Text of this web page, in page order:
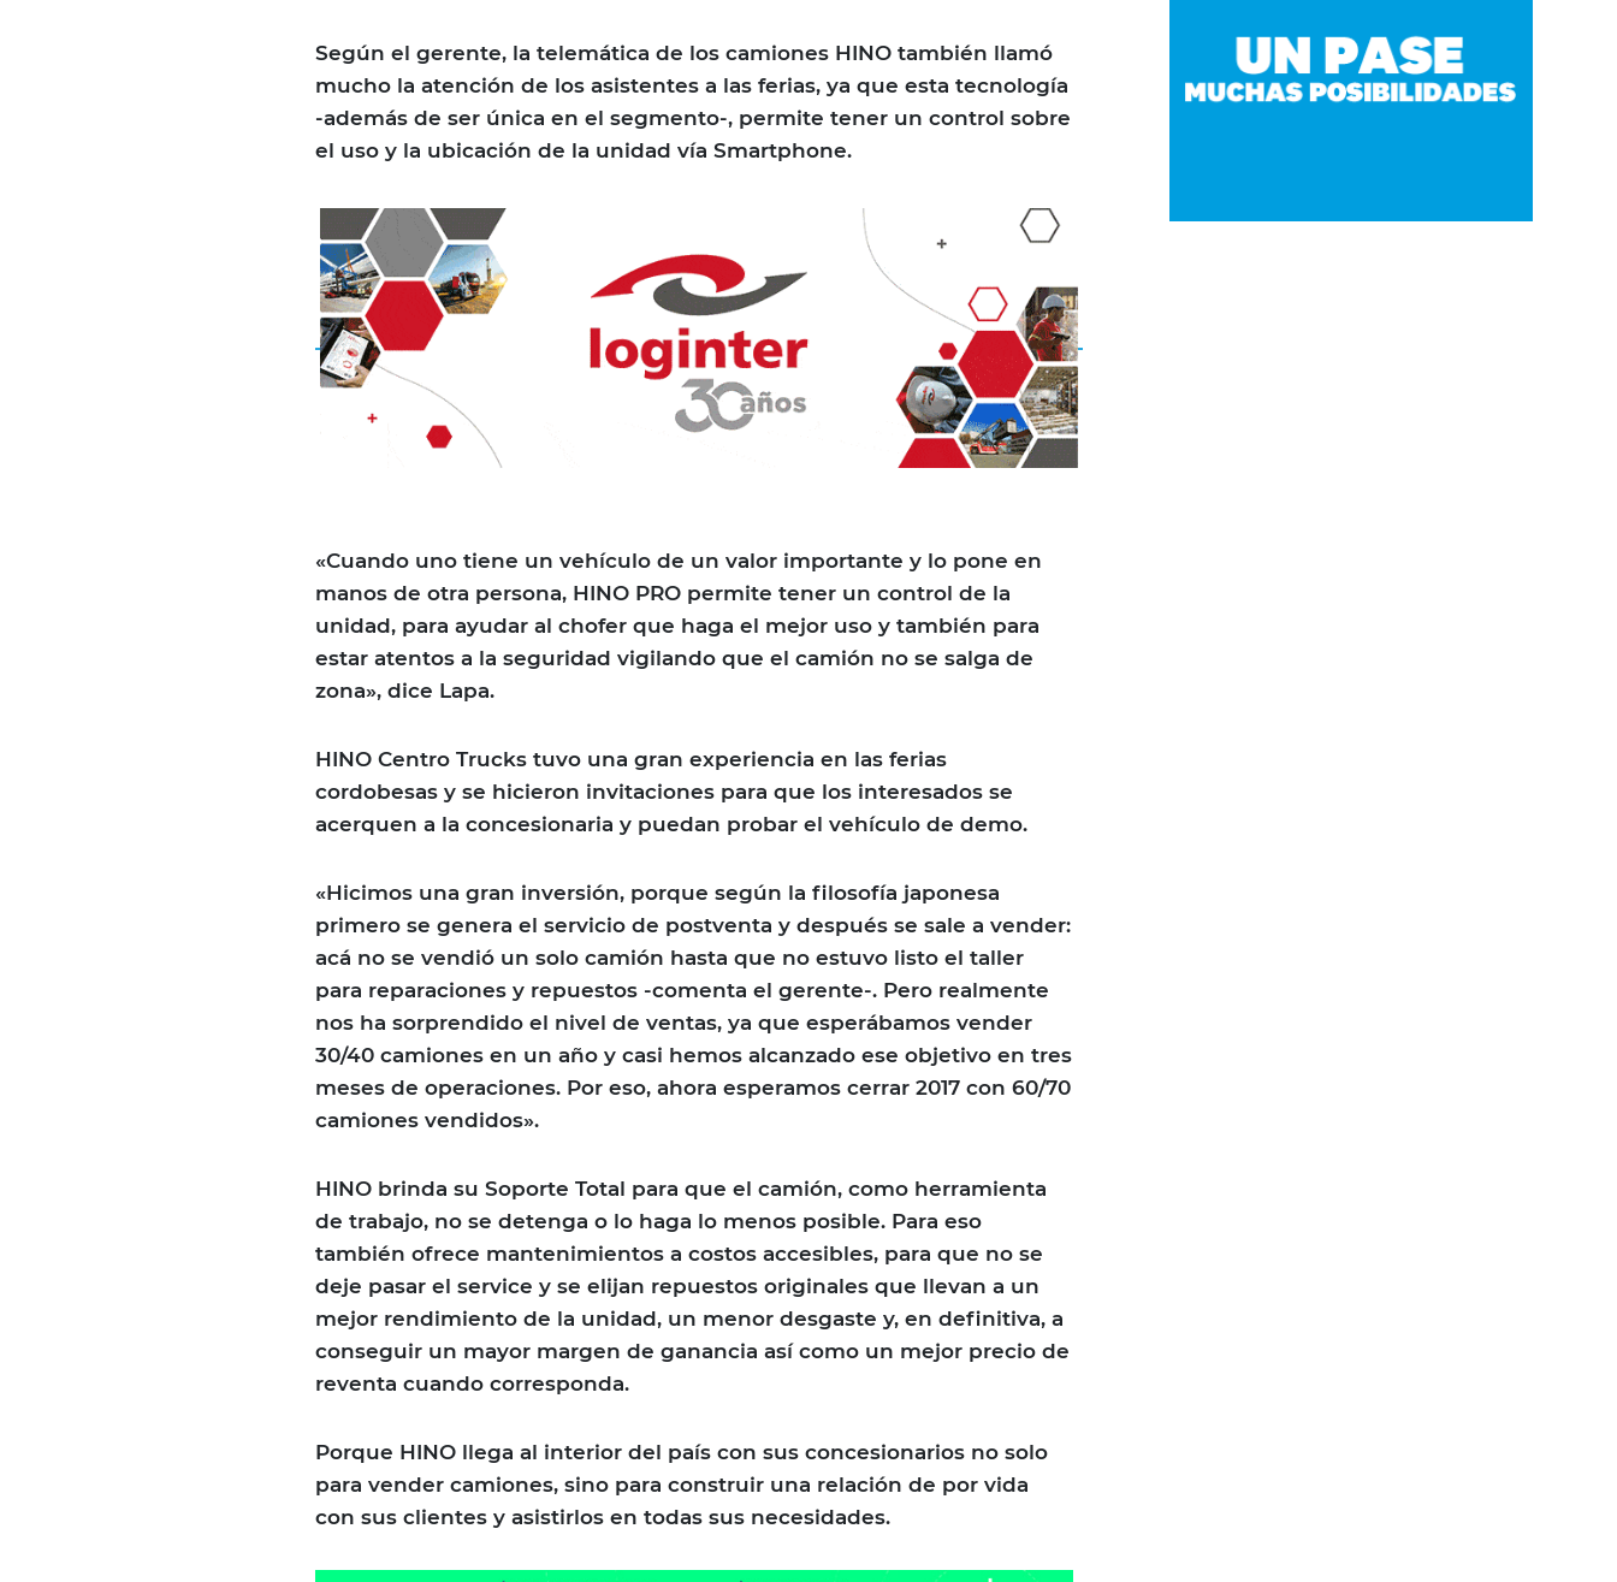
Según el gerente, la telemática de los camiones HINO también llamó
mucho la atención de los asistentes a las ferias, ya que esta tecnología
-además de ser única en el segmento-, permite tener un control sobre
el uso y la ubicación de la unidad vía Smartphone.
«Cuando uno tiene un vehículo de un valor importante y lo pone en
manos de otra persona, HINO PRO permite tener un control de la
unidad, para ayudar al chofer que haga el mejor uso y también para
estar atentos a la seguridad vigilando que el camión no se salga de
zona», dice Lapa.
HINO Centro Trucks tuvo una gran experiencia en las ferias
cordobesas y se hicieron invitaciones para que los interesados se
acerquen a la concesionaria y puedan probar el vehículo de demo.
«Hicimos una gran inversión, porque según la filosofía japonesa
primero se genera el servicio de postventa y después se sale a vender:
acá no se vendió un solo camión hasta que no estuvo listo el taller
para reparaciones y repuestos -comenta el gerente-. Pero realmente
nos ha sorprendido el nivel de ventas, ya que esperábamos vender
30/40 camiones en un año y casi hemos alcanzado ese objetivo en tres
meses de operaciones. Por eso, ahora esperamos cerrar 2017 con 60/70
camiones vendidos».
HINO brinda su Soporte Total para que el camión, como herramienta
de trabajo, no se detenga o lo haga lo menos posible. Para eso
también ofrece mantenimientos a costos accesibles, para que no se
deje pasar el service y se elijan repuestos originales que llevan a un
mejor rendimiento de la unidad, un menor desgaste y, en definitiva, a
conseguir un mayor margen de ganancia así como un mejor precio de
reventa cuando corresponda.
Porque HINO llega al interior del país con sus concesionarios no solo
para vender camiones, sino para construir una relación de por vida
con sus clientes y asistirlos en todas sus necesidades.